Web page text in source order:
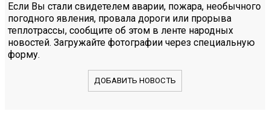
Если Вы стали свидетелем аварии, пожара, необычного
погодного явления, провала дороги или прорыва
теплотрассы, сообщите об этом в ленте народных
новостей. Загружайте фотографии через специальную
форму.
ДОБАВИТЬ НОВОСТЬ